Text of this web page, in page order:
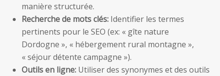
manière structurée.
Recherche de mots clés: Identifier les termes
pertinents pour le SEO (ex: « gîte nature
Dordogne », « hébergement rural montagne »,
« séjour détente campagne »).
Outils en ligne: Utiliser des synonymes et des outils